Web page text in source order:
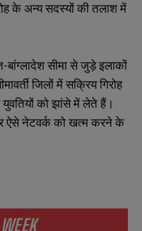
के अन्य सदस्यों की तलाश में
बांग्लादेश सीमा से जुड़े इलाकों
जिलों में सक्रिय गिरोह
युवतियों को झांसे में लेते हैं।
ऐसे नेटवर्क को खत्म करने के